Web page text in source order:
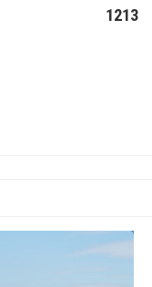
1213